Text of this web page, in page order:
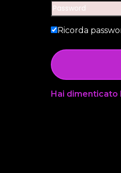
Ricorda
Hai dimenticato